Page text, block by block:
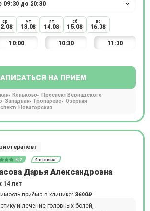
ср чт
13.08
пт
14.08
сб
15.08
вс
16.08
10:00 10:30 11:00
НА ПРИЕМ
Коньково
Проспект Вернадского
Западная Тропарёво
Озёрная
Новаторская
4.2 4 отзыва
Дарья Александровна
14 лет
приёма в клинике: 3600₽
и лечение головных болей,